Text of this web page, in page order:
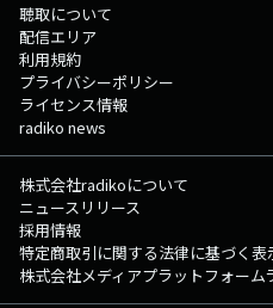
聴取について
配信エリア
利用規約
プライバシーポリシー
ライセンス情報
radiko news
株式会社radikoについて
ニュースリリース
採用情報
特定商取引に関する法律に基づく表
株式会社メディアプラットフォーム